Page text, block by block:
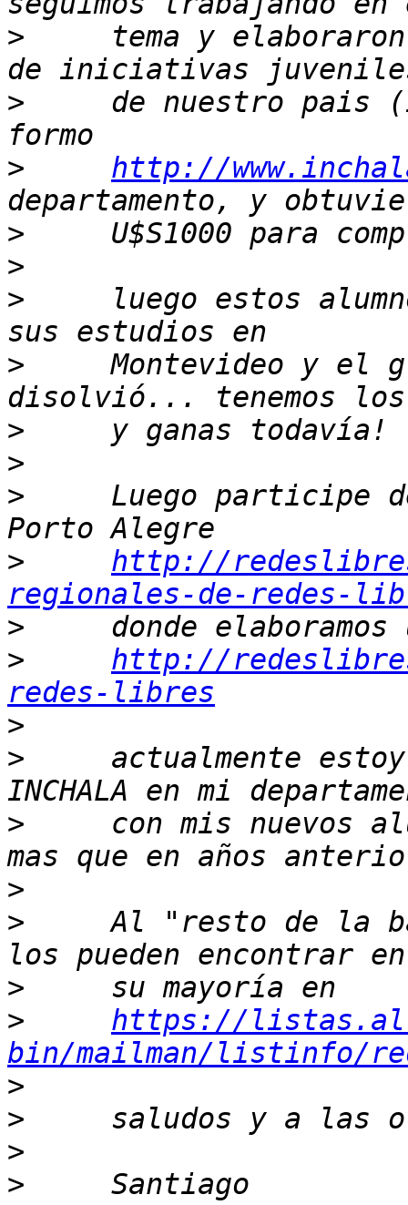
>
tema y
>
de nuestro pais
>
http://
>
>
>
luego estos
>
Montevideo y el
>
>
>
Luego participe
>
http://
regionales-de-redes-
>
>
http://
redes-libres
>
>
actualmente
>
con mis nuevos
>
>
Al "resto de la
>
>
https://
bin/mailman/listinfo/
>
>
>
>